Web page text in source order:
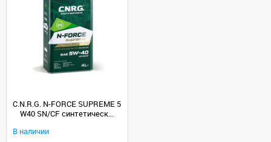
C.N.R.G. N-FORCE SUPREME 5
W40 SN/CF синтетическ...
В наличии